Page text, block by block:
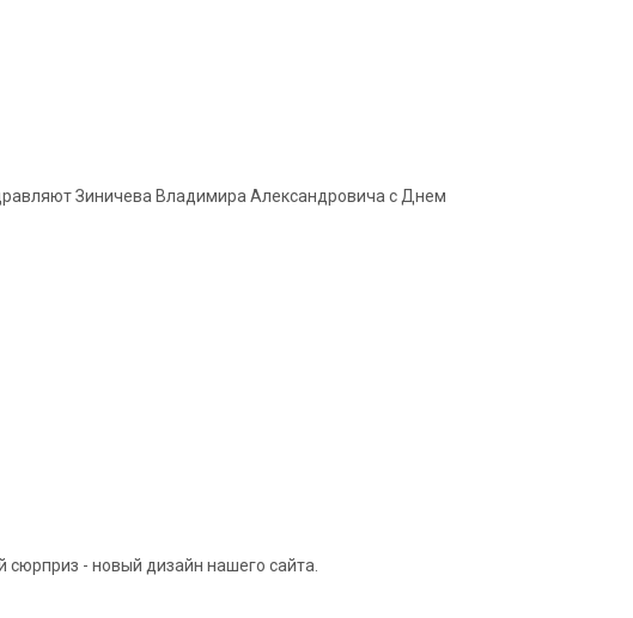
Зиничева Владимира Александровича с Днем
сюрприз - новый дизайн нашего сайта.